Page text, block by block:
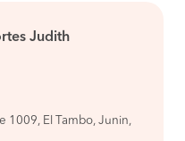
Judith
1009, El Tambo, Junin,